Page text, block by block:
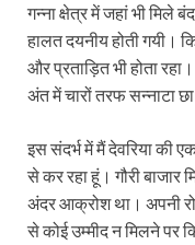
गन्ना क्षेत्र में जहां भी मिले
हालत दयनीय होती गयी।
और प्रताड़ित भी होता
अंत में चारों तरफ सन्नाटा
इस संदर्भ में मैं देवरिया की
से कर रहा हूं। गौरी
अंदर आक्रोश था। अपनी
से कोई उम्मीद न मिलने पर